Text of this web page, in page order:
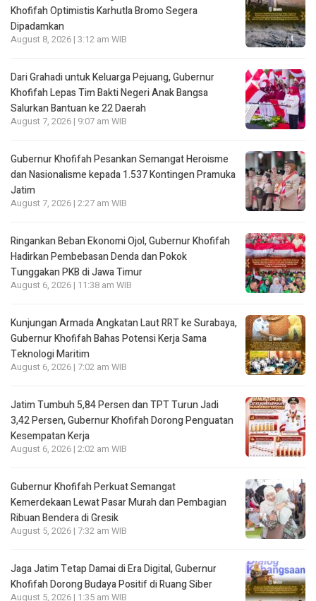
Khofifah Optimistis Karhutla Bromo Segera
Dipadamkan
August 8, 2026 | 3:12 am WIB
Dari Grahadi untuk Keluarga Pejuang, Gubernur
Khofifah Lepas Tim Bakti Negeri Anak Bangsa
Salurkan Bantuan ke 22 Daerah
August 7, 2026 | 9:07 am WIB
Gubernur Khofifah Pesankan Semangat Heroisme
dan Nasionalisme kepada 1.537 Kontingen Pramuka
Jatim
August 7, 2026 | 2:27 am WIB
Ringankan Beban Ekonomi Ojol, Gubernur Khofifah
Hadirkan Pembebasan Denda dan Pokok
Tunggakan PKB di Jawa Timur
August 6, 2026 | 11:38 am WIB
Kunjungan Armada Angkatan Laut RRT ke Surabaya,
Gubernur Khofifah Bahas Potensi Kerja Sama
Teknologi Maritim
August 6, 2026 | 7:02 am WIB
Jatim Tumbuh 5,84 Persen dan TPT Turun Jadi
3,42 Persen, Gubernur Khofifah Dorong Penguatan
Kesempatan Kerja
August 6, 2026 | 2:02 am WIB
Gubernur Khofifah Perkuat Semangat
Kemerdekaan Lewat Pasar Murah dan Pembagian
Ribuan Bendera di Gresik
August 5, 2026 | 7:32 am WIB
Jaga Jatim Tetap Damai di Era Digital, Gubernur
Khofifah Dorong Budaya Positif di Ruang Siber
August 5, 2026 | 1:35 am WIB